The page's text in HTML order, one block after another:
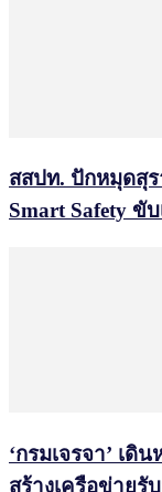
สสปท. ปักหมุดสุร
Smart Safety ขั
‘กรมเจรจา’ เ
สร้างเครือข่ายรั